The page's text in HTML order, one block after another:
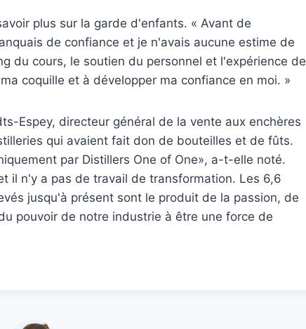
plus sur la garde d'enfants. « Avant de
de confiance et je n'avais aucune estime de
du cours, le soutien du personnel et l'expérience de
coquille et à développer ma confiance en moi. »
Espey, directeur général de la vente aux enchères
qui avaient fait don de bouteilles et de fûts.
par Distillers One of One», a-t-elle noté.
il n'y a pas de travail de transformation. Les 6,6
jusqu'à présent sont le produit de la passion, de
pouvoir de notre industrie à être une force de